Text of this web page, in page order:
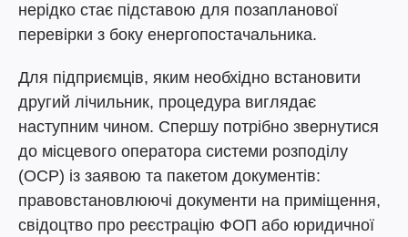
нерідко стає підставою для позапланової
перевірки з боку енергопостачальника.
Для підприємців, яким необхідно встановити
другий лічильник, процедура виглядає
наступним чином. Спершу потрібно звернутися
до місцевого оператора системи розподілу
(ОСР) із заявою та пакетом документів:
правовстановлюючі документи на приміщення,
свідоцтво про реєстрацію ФОП або юридичної